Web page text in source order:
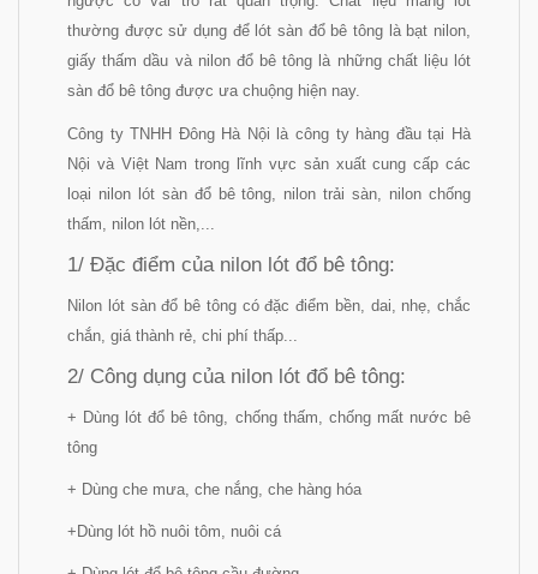
thường được sử dụng để lót sàn đổ bê tông là bạt nilon,
giấy thấm dầu và nilon đổ bê tông là những chất liệu lót
sàn đổ bê tông được ưa chuộng hiện nay.
Công ty TNHH Đông Hà Nội là công ty hàng đầu tại Hà
Nội và Việt Nam trong lĩnh vực sản xuất cung cấp các
loại nilon lót sàn đổ bê tông, nilon trải sàn, nilon chống
thấm, nilon lót nền,...
1/ Đặc điểm của nilon lót đổ bê tông:
Nilon lót sàn đổ bê tông có đặc điểm bền, dai, nhẹ, chắc
chắn, giá thành rẻ, chi phí thấp...
2/ Công dụng của nilon lót đổ bê tông:
+ Dùng lót đổ bê tông, chống thấm, chống mất nước bê
tông
+ Dùng che mưa, che nắng, che hàng hóa
+Dùng lót hồ nuôi tôm, nuôi cá